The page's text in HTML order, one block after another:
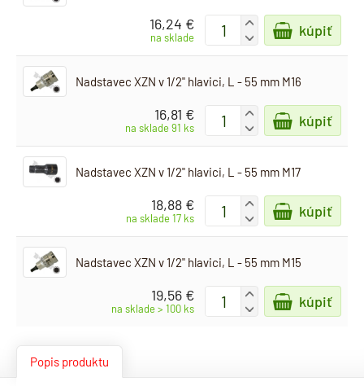
16,24 €
na sklade
+
-
kúpiť
Nadstavec XZN v 1/2" hlavici, L - 55 mm M16
16,81 €
na sklade 91 ks
+
-
kúpiť
Nadstavec XZN v 1/2" hlavici, L - 55 mm M17
18,88 €
na sklade 17 ks
+
-
kúpiť
Nadstavec XZN v 1/2" hlavici, L - 55 mm M15
19,56 €
na sklade > 100 ks
+
-
kúpiť
Popis produktu